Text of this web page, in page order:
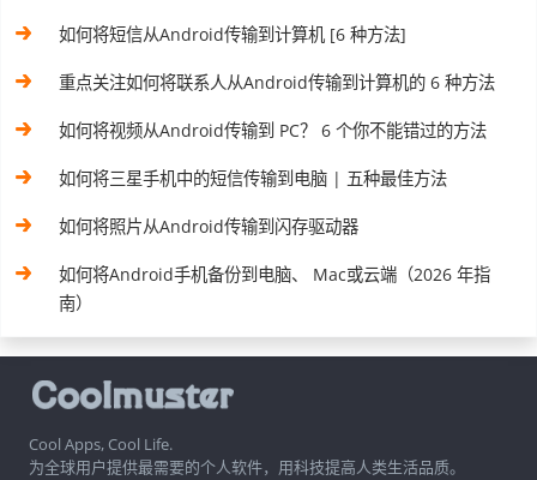
如何将短信从Android传输到计算机 [6 种方法]
重点关注如何将联系人从Android传输到计算机的 6 种方法
如何将视频从Android传输到 PC？ 6 个你不能错过的方法
如何将三星手机中的短信传输到电脑 | 五种最佳方法
如何将照片从Android传输到闪存驱动器
如何将Android手机备份到电脑、 Mac或云端（2026 年指
南）
Cool Apps, Cool Life.
为全球用户提供最需要的个人软件，用科技提高人类生活品质。